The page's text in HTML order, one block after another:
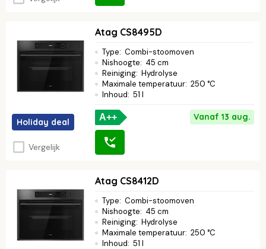
Holiday deal
Vergelijk
Atag CS8495D
Type: Combi-stoomoven
Nishoogte: 45 cm
Reiniging: Hydrolyse
Maximale temperatuur: 250 °C
Inhoud: 51 l
A++ Vanaf 13 aug.
Atag CS8412D
Type: Combi-stoomoven
Nishoogte: 45 cm
Reiniging: Hydrolyse
Maximale temperatuur: 250 °C
Inhoud: 51 l